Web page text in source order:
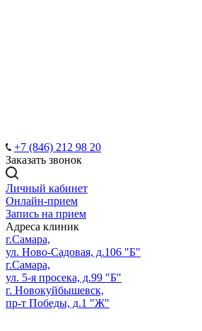
+7 (846) 212 98 20
Заказать звонок
Личный кабинет
Онлайн-прием
Запись на прием
Адреса клиник
г.Самара,
ул. Ново-Садовая, д.106 "Б"
г.Самара,
ул. 5-я просека, д.99 "Б"
г. Новокуйбышевск,
пр-т Победы, д.1 "Ж"